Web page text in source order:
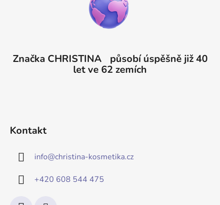
Značka CHRISTINA působí úspěšně již 40
let ve 62 zemích
Kontakt
info@christina-kosmetika.cz
+420 608 544 475